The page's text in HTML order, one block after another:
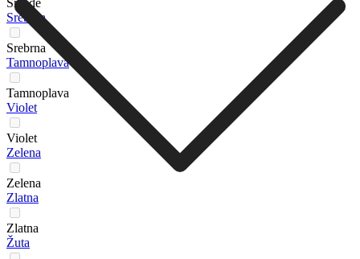
Srebrna
Srebrna
Tamnoplava
Tamnoplava
Violet
Violet
Zelena
Zelena
Zlatna
Zlatna
Žuta